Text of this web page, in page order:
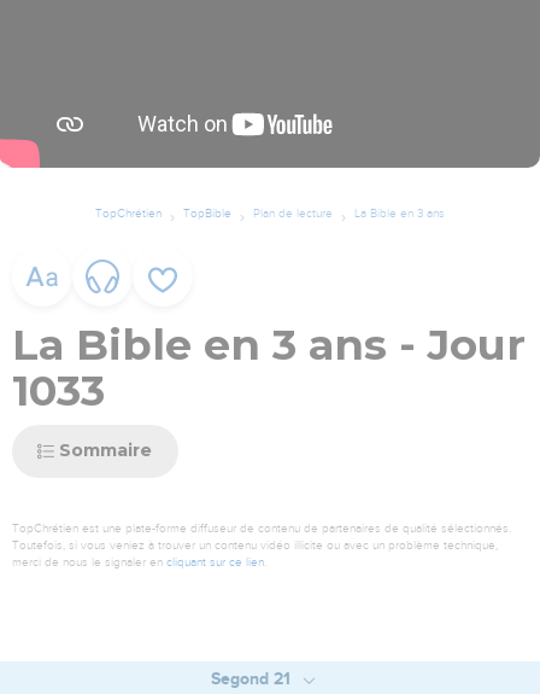
TopChrétien TopBible Plan de lecture La Bible en 3 ans
La Bible en 3 ans - Jour
1033
Sommaire
TopChrétien est une plate-forme diffuseur de contenu de partenaires de qualité sélectionnés.
Toutefois, si vous veniez à trouver un contenu vidéo illicite ou avec un problème technique,
merci de nous le signaler en cliquant sur ce lien
Segond 21